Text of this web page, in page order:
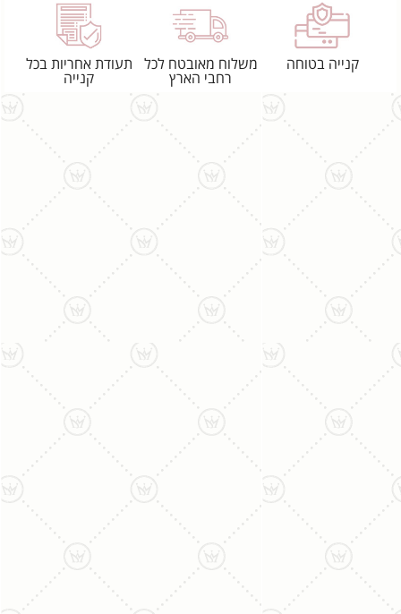
קנייה בטוחה
משלוח מאובטח לכל
רחבי הארץ
תעודת אחריות בכל
קנייה